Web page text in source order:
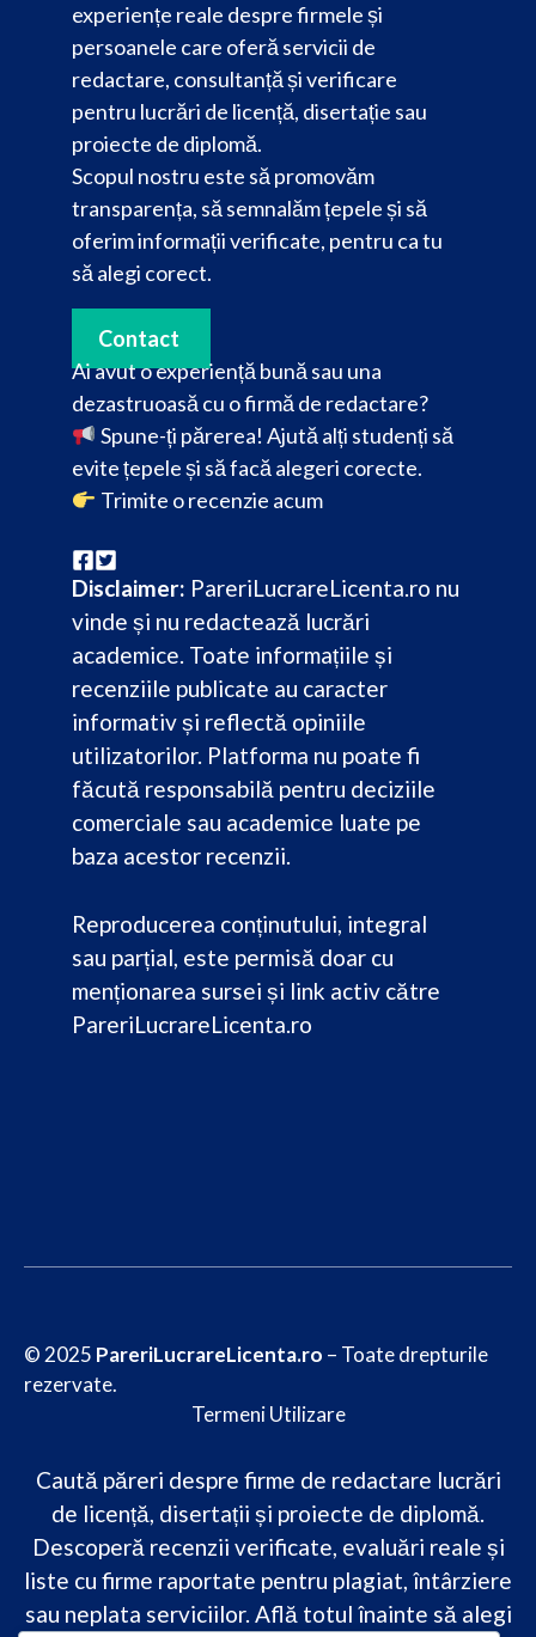
experiențe reale despre firmele și
persoanele care oferă servicii de
redactare, consultanță și verificare
pentru lucrări de licență, disertație sau
proiecte de diplomă.
Scopul nostru este să promovăm
transparența, să semnalăm țepele și să
oferim informații verificate, pentru ca tu
să alegi corect.
Contact
Ai avut o experiență bună sau una
dezastruoasă cu o firmă de redactare?
Spune-ți părerea! Ajută alți studenți să
evite țepele și să facă alegeri corecte.
Trimite o recenzie acum
Disclaimer: PareriLucrareLicenta.ro nu
vinde și nu redactează lucrări
academice. Toate informațiile și
recenziile publicate au caracter
informativ și reflectă opiniile
utilizatorilor. Platforma nu poate fi
făcută responsabilă pentru deciziile
comerciale sau academice luate pe
baza acestor recenzii.
Reproducerea conținutului, integral
sau parțial, este permisă doar cu
menționarea sursei și link activ către
PareriLucrareLicenta.ro
© 2025 PareriLucrareLicenta.ro – Toate drepturile
rezervate.
Termeni Utilizare
Caută păreri despre firme de redactare lucrări
de licență, disertații și proiecte de diplomă.
Descoperă recenzii verificate, evaluări reale și
liste cu firme raportate pentru plagiat, întârziere
sau neplata serviciilor. Află totul înainte să alegi